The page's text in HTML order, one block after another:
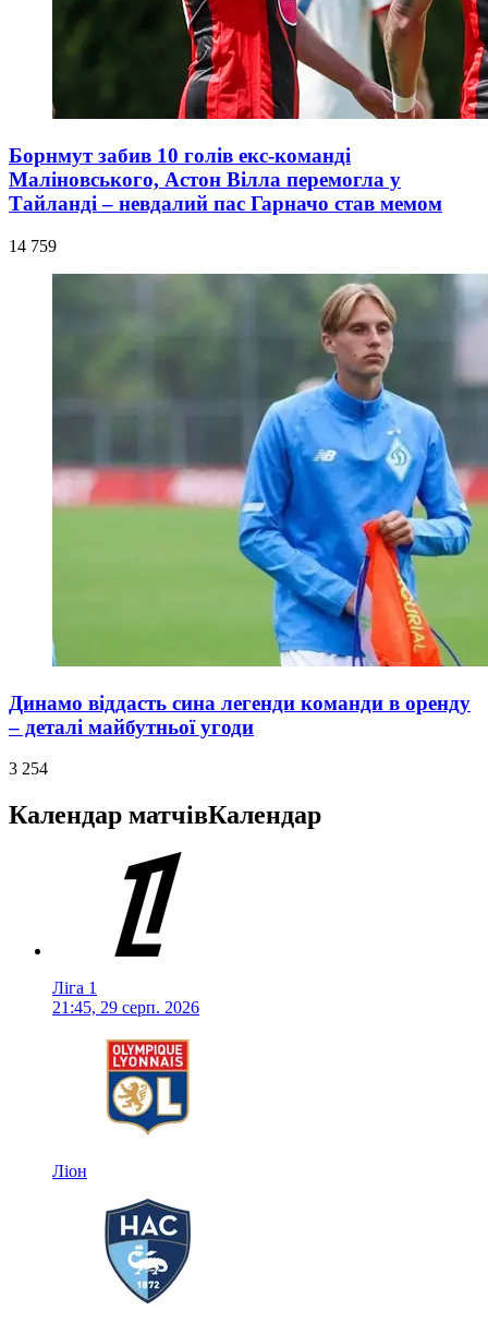
Борнмут забив 10 голів екс-команді
Маліновського, Астон Вілла перемогла у
Тайланді – невдалий пас Гарначо став мемом
14 759
Динамо віддасть сина легенди команди в оренду
– деталі майбутньої угоди
3 254
Календар матчівКалендар
Ліга 1
21:45, 29 серп. 2026
Ліон